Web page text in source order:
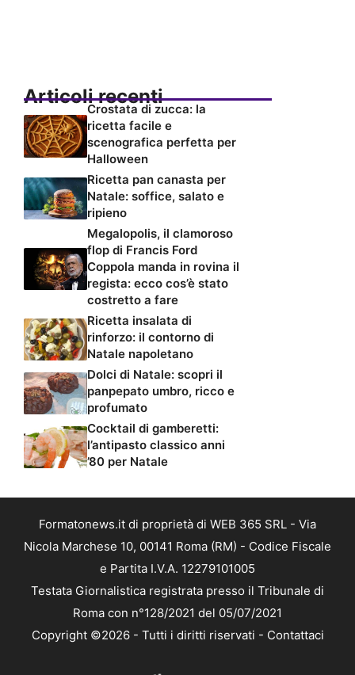
Articoli recenti
Crostata di zucca: la
ricetta facile e
scenografica perfetta per
Halloween
Ricetta pan canasta per
Natale: soffice, salato e
ripieno
Megalopolis, il clamoroso
flop di Francis Ford
Coppola manda in rovina il
regista: ecco cos’è stato
costretto a fare
Ricetta insalata di
rinforzo: il contorno di
Natale napoletano
Dolci di Natale: scopri il
panpepato umbro, ricco e
profumato
Cocktail di gamberetti:
l’antipasto classico anni
’80 per Natale
Formatonews.it di proprietà di WEB 365 SRL - Via
Nicola Marchese 10, 00141 Roma (RM) - Codice Fiscale
e Partita I.V.A. 12279101005
Testata Giornalistica registrata presso il Tribunale di
Roma con n°128/2021 del 05/07/2021
Copyright ©2026 - Tutti i diritti riservati - Contattaci